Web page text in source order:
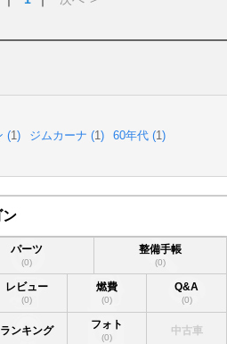
(1) ジムカーナ (1) 60年代 (1)
ン
パーツ
(0)
整備手帳
(0)
レビュー
(0)
燃費
(0)
Q&A
(0)
ランキング フォト
(0)
中古車